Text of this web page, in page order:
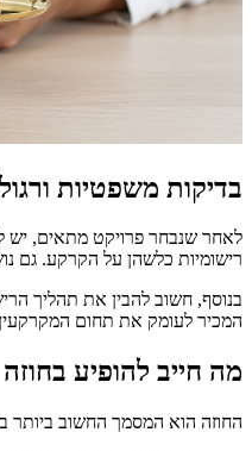
בדיקות משפטיות
לאחר שנבחר פרויקט מתאים, יש
רישומיות כלשהן על הקרקע. גם
בנוסף, חשוב להבין את תהליך
המכיר לעומק את תחום
מה חייב להופיע
החוזה הוא המסמך החשוב ביותר